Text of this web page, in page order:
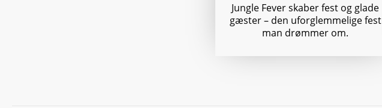
Jungle Fever skaber fest og glade
gæster – den uforglemmelige fest
man drømmer om.